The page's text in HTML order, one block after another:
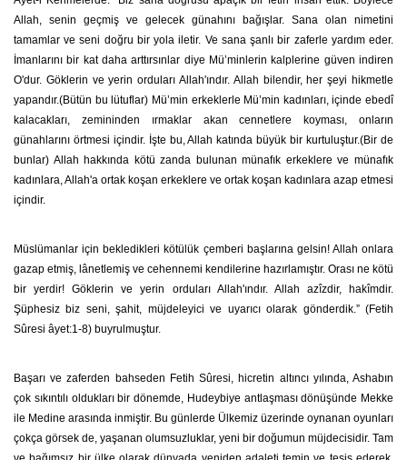
Allah, senin geçmiş ve gelecek günahını bağışlar. Sana olan nimetini
tamamlar ve seni doğru bir yola iletir. Ve sana şanlı bir zaferle yardım eder.
İmanlarını bir kat daha arttırsınlar diye Mü’minlerin kalplerine güven indiren
O'dur. Göklerin ve yerin orduları Allah'ındır. Allah bilendir, her şeyi hikmetle
yapandır.(Bütün bu lütuflar) Mü’min erkeklerle Mü’min kadınları, içinde ebedî
kalacakları, zemininden ırmaklar akan cennetlere koyması, onların
günahlarını örtmesi içindir. İşte bu, Allah katında büyük bir kurtuluştur.(Bir de
bunlar) Allah hakkında kötü zanda bulunan münafık erkeklere ve münafık
kadınlara, Allah'a ortak koşan erkeklere ve ortak koşan kadınlara azap etmesi
içindir.
Müslümanlar için bekledikleri kötülük çemberi başlarına gelsin! Allah onlara
gazap etmiş, lânetlemiş ve cehennemi kendilerine hazırlamıştır. Orası ne kötü
bir yerdir! Göklerin ve yerin orduları Allah'ındır. Allah azîzdir, hakîmdir.
Şüphesiz biz seni, şahit, müjdeleyici ve uyarıcı olarak gönderdik.” (Fetih
Sûresi âyet:1-8) buyrulmuştur.
Başarı ve zaferden bahseden Fetih Sûresi, hicretin altıncı yılında, Ashabın
çok sıkıntılı oldukları bir dönemde, Hudeybiye antlaşması dönüşünde Mekke
ile Medine arasında inmiştir. Bu günlerde Ülkemiz üzerinde oynanan oyunları
çokça görsek de, yaşanan olumsuzluklar, yeni bir doğumun müjdecisidir. Tam